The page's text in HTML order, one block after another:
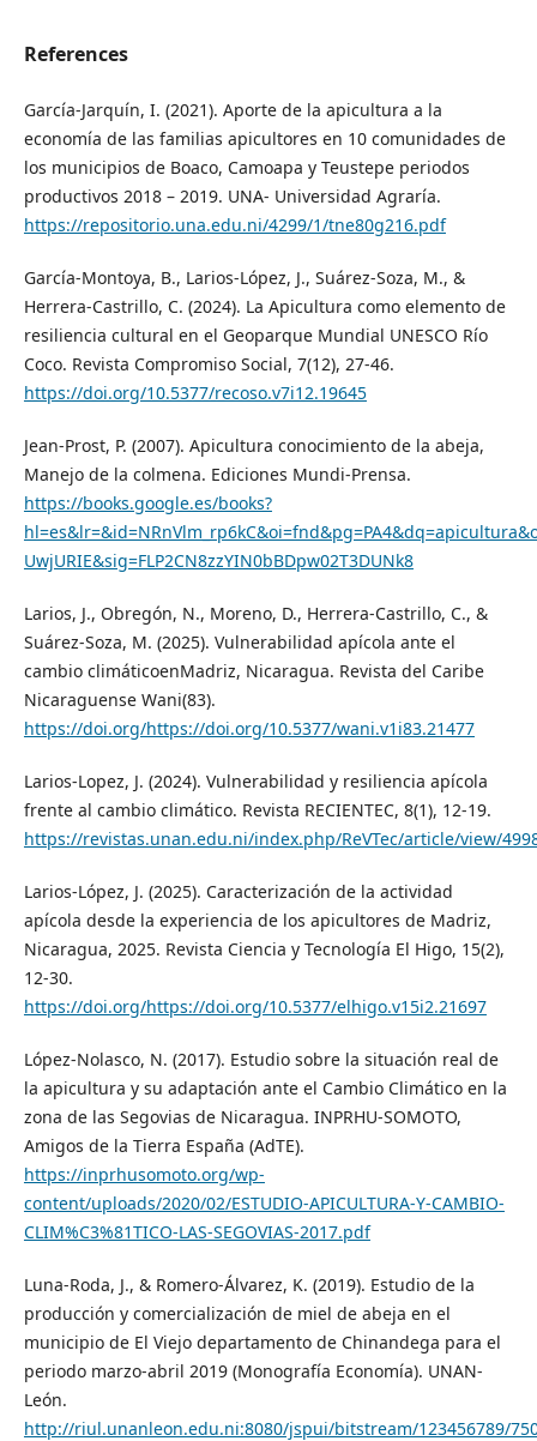
References
García-Jarquín, I. (2021). Aporte de la apicultura a la
economía de las familias apicultores en 10 comunidades de
los municipios de Boaco, Camoapa y Teustepe periodos
productivos 2018 – 2019. UNA- Universidad Agraría.
https://repositorio.una.edu.ni/4299/1/tne80g216.pdf
García-Montoya, B., Larios-López, J., Suárez-Soza, M., &
Herrera-Castrillo, C. (2024). La Apicultura como elemento de
resiliencia cultural en el Geoparque Mundial UNESCO Río
Coco. Revista Compromiso Social, 7(12), 27-46.
https://doi.org/10.5377/recoso.v7i12.19645
Jean-Prost, P. (2007). Apicultura conocimiento de la abeja,
Manejo de la colmena. Ediciones Mundi-Prensa.
https://books.google.es/books?
UwjURIE&sig=FLP2CN8zzYIN0bBDpw02T3DUNk8
Larios, J., Obregón, N., Moreno, D., Herrera-Castrillo, C., &
Suárez-Soza, M. (2025). Vulnerabilidad apícola ante el
cambio climáticoenMadriz, Nicaragua. Revista del Caribe
Nicaraguense Wani(83).
https://doi.org/https://doi.org/10.5377/wani.v1i83.21477
Larios-Lopez, J. (2024). Vulnerabilidad y resiliencia apícola
frente al cambio climático. Revista RECIENTEC, 8(1), 12-19.
https://revistas.unan.edu.ni/index.php/ReVTec/article/view/
Larios-López, J. (2025). Caracterización de la actividad
apícola desde la experiencia de los apicultores de Madriz,
Nicaragua, 2025. Revista Ciencia y Tecnología El Higo, 15(2),
12-30.
https://doi.org/https://doi.org/10.5377/elhigo.v15i2.21697
López-Nolasco, N. (2017). Estudio sobre la situación real de
la apicultura y su adaptación ante el Cambio Climático en la
zona de las Segovias de Nicaragua. INPRHU-SOMOTO,
Amigos de la Tierra España (AdTE).
https://inprhusomoto.org/wp-
content/uploads/2020/02/ESTUDIO-APICULTURA-Y-CAMBIO-
CLIM%C3%81TICO-LAS-SEGOVIAS-2017.pdf
Luna-Roda, J., & Romero-Álvarez, K. (2019). Estudio de la
producción y comercialización de miel de abeja en el
municipio de El Viejo departamento de Chinandega para el
periodo marzo-abril 2019 (Monografía Economía). UNAN-
León.
http://riul.unanleon.edu.ni:8080/jspui/bitstream/123456789/